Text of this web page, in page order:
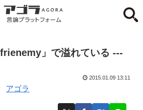
」で溢れている ---
アゴラ
2015.01.09 13:11